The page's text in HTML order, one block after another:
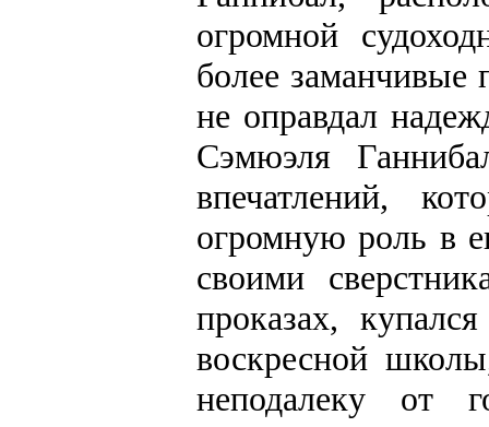
огромной
более заманчивые
не оправдал
Сэмюэля
впечатлений,
огромную роль в
своими
проказах,
воскресной
неподалеку от